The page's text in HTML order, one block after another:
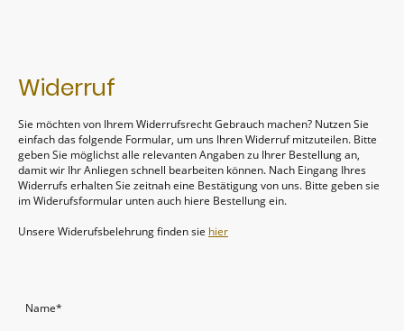
Widerruf
Sie möchten von Ihrem Widerrufsrecht Gebrauch machen? Nutzen Sie
einfach das folgende Formular, um uns Ihren Widerruf mitzuteilen. Bitte
geben Sie möglichst alle relevanten Angaben zu Ihrer Bestellung an,
damit wir Ihr Anliegen schnell bearbeiten können. Nach Eingang Ihres
Widerrufs erhalten Sie zeitnah eine Bestätigung von uns. Bitte geben sie
im Widerufsformular unten auch hiere Bestellung ein.
Unsere Widerufsbelehrung finden sie hier
Name*